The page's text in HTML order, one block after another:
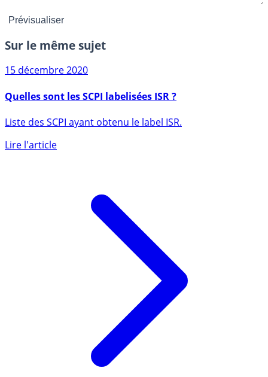
Sur le même sujet
15 décembre 2020
Quelles sont les SCPI labelisées ISR ?
Liste des SCPI ayant obtenu le label ISR.